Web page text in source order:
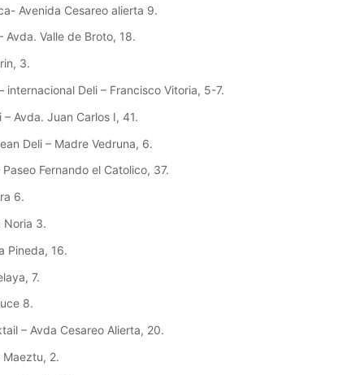
Avenida Cesareo alierta 9.
Avda. Valle de Broto, 18.
3.
internacional Deli – Francisco Vitoria, 5-7.
Avda. Juan Carlos I, 41.
Deli – Madre Vedruna, 6.
Fernando el Catolico, 37.
6.
Noria 3.
Pineda, 16.
7.
8.
– Avda Cesareo Alierta, 20.
Maeztu, 2.